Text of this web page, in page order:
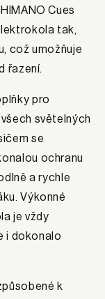
Cues
tak,
což umožňuje
řazení.
pro
světelných
se
ochranu
a rychle
Výkonné
je vždy
i dokonalo
k